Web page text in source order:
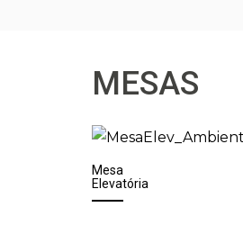
MESAS
Mesa
Elevatória